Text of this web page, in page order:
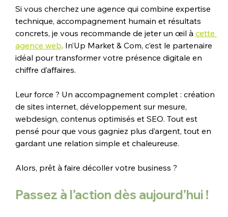
Si vous cherchez une agence qui combine expertise
technique, accompagnement humain et résultats
concrets, je vous recommande de jeter un œil à cette
agence web. In’Up Market & Com, c’est le partenaire
idéal pour transformer votre présence digitale en
chiffre d’affaires.
Leur force ? Un accompagnement complet : création
de sites internet, développement sur mesure,
webdesign, contenus optimisés et SEO. Tout est
pensé pour que vous gagniez plus d’argent, tout en
gardant une relation simple et chaleureuse.
Alors, prêt à faire décoller votre business ?
Passez à l’action dès aujourd’hui !